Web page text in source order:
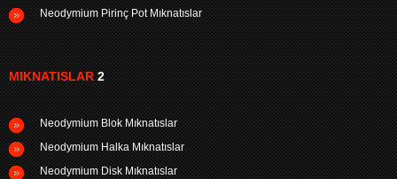
Neodymium Pirinç Pot Mıknatıslar
MIKNATISLAR2
Neodymium Blok Mıknatıslar
Neodymium Halka Mıknatıslar
Neodymium Disk Mıknatıslar